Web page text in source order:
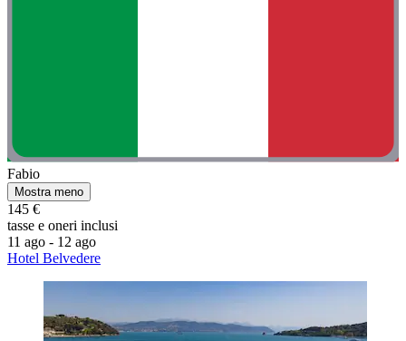
Fabio
Mostra meno
145 €
tasse e oneri inclusi
11 ago - 12 ago
Hotel Belvedere